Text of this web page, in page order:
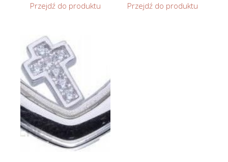
Przejdź do produktu Przejdź do produktu